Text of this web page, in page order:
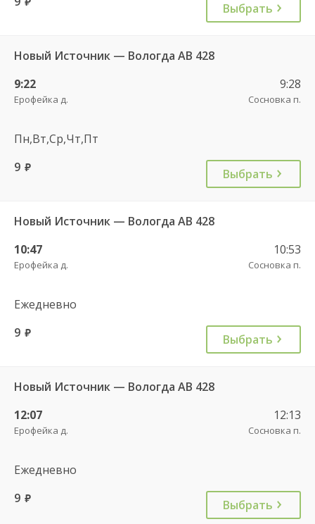
Выбрать
Новый Источник — Вологда АВ 428
9:22
Ерофейка д.
9:28
Сосновка п.
Пн,Вт,Ср,Чт,Пт
9 руб. Выбрать
Новый Источник — Вологда АВ 428
10:47
Ерофейка д.
10:53
Сосновка п.
Ежедневно
9 руб. Выбрать
Новый Источник — Вологда АВ 428
12:07
Ерофейка д.
12:13
Сосновка п.
Ежедневно
9 руб. Выбрать